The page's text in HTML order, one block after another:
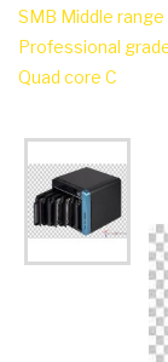
SMB Middle range
Professional
Quad core C